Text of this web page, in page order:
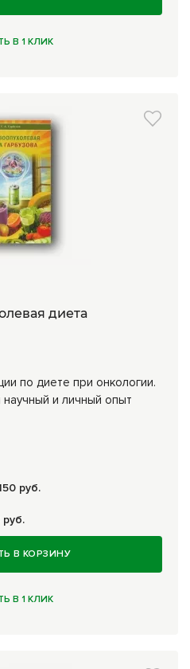
В 1 КЛИК
диета
по диете при онкологии.
и личный опыт
руб.
В КОРЗИНУ
В 1 КЛИК